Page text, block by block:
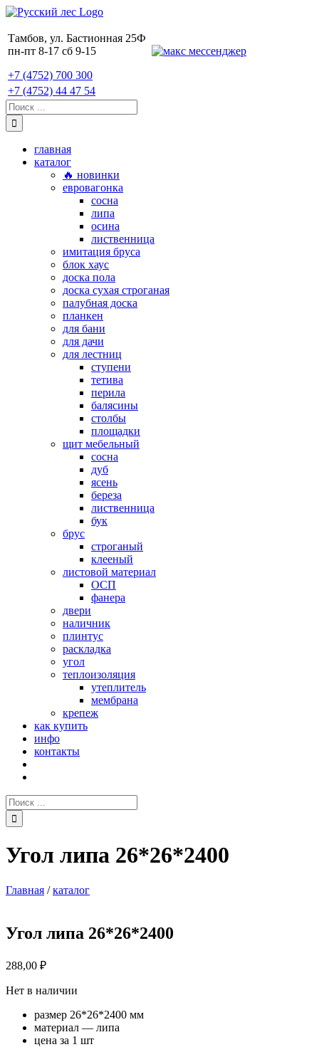
Skip
content
Тамбов, ул. Бастионная 25Ф
пн-пт 8-17 сб 9-15
+7 (4752) 700 300
+7 (4752) 44 47 54
Поиск:
главная
каталог
🔥 новинки
евровагонка
сосна
липа
осина
лиственница
имитация бруса
блок хаус
доска пола
доска сухая строганая
палубная доска
планкен
для бани
для дачи
для лестниц
ступени
тетива
перила
балясины
столбы
площадки
щит мебельный
сосна
дуб
ясень
береза
лиственница
бук
брус
строганый
клееный
листовой материал
ОСП
фанера
двери
наличник
плинтус
раскладка
угол
теплоизоляция
утеплитель
мембрана
крепеж
как купить
инфо
контакты
Поиск:
Угол липа 26*26*2400
Главная /каталог
Угол липа 26*26*2400
288,00 ₽
Нет в наличии
размер 26*26*2400 мм
материал — липа
цена за 1 шт